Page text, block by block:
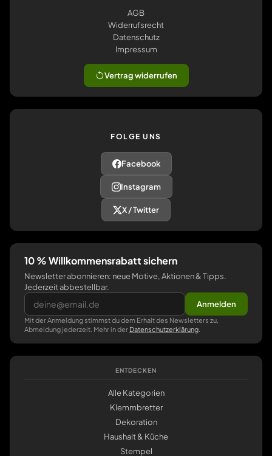
AGB
Widerrufsrecht
Datenschutz
Impressum
Vertrag widerrufen
FOLGE UNS
Facebook
Instagram
X / Twitter
10 % Willkommensrabatt sichern
Newsletter abonnieren: neue Motive, Aktionen & Tipps.
Jederzeit abbestellbar.
Anmelden
Mit der Anmeldung stimmst du dem Erhalt des Newsletters zu,
Abmeldung jederzeit. Mehr in der Datenschutzerklärung
ENTDECKEN
Alle Kategorien
Klemmbretter
Dekoration
Haushalt & Küche
Stempel